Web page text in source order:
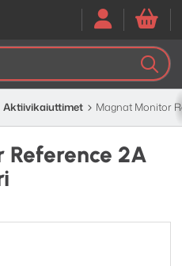
Aktiivi­kaiuttimet Magnat Monitor
2A